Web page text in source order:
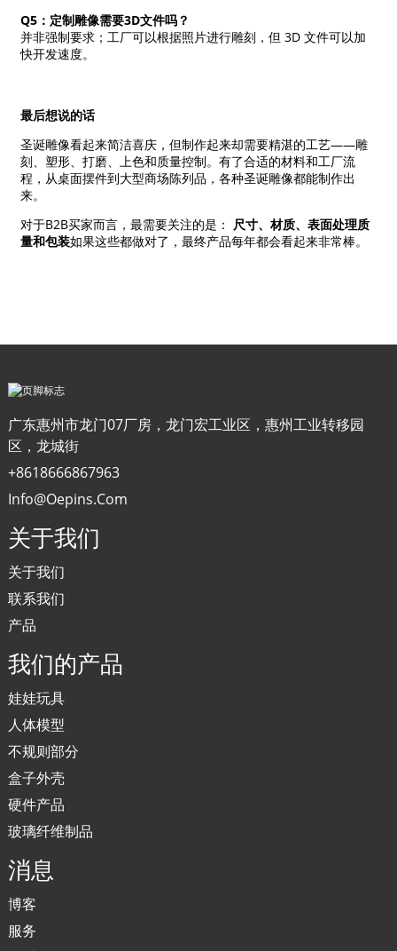
Q5：定制雕像需要3D文件吗？
并非强制要求；工厂可以根据照片进行雕刻，但 3D 文件可以加
快开发速度。
最后想说的话
圣诞雕像看起来简洁喜庆，但制作起来却需要精湛的工艺——雕
刻、塑形、打磨、上色和质量控制。有了合适的材料和工厂流
程，从桌面摆件到大型商场陈列品，各种圣诞雕像都能制作出
来。
对于B2B买家而言，最需要关注的是： 尺寸、材质、表面处理质
量和包装如果这些都做对了，最终产品每年都会看起来非常棒。
广东惠州市龙门07厂房，龙门宏工业区，惠州工业转移园
区，龙城街
+8618666867963
Info@oepins.com
关于我们
关于我们
联系我们
产品
我们的产品
娃娃玩具
人体模型
不规则部分
盒子外壳
硬件产品
玻璃纤维制品
消息
博客
服务